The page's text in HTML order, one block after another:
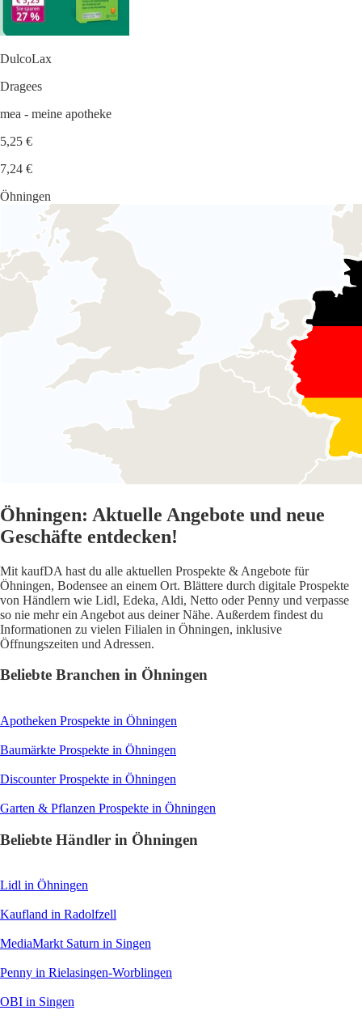
DulcoLax
Dragees
mea - meine apotheke
5,25 €
7,24 €
Öhningen
Öhningen: Aktuelle Angebote und neue
Geschäfte entdecken!
Mit kaufDA hast du alle aktuellen Prospekte & Angebote für
Öhningen, Bodensee an einem Ort. Blättere durch digitale Prospekte
von Händlern wie Lidl, Edeka, Aldi, Netto oder Penny und verpasse
so nie mehr ein Angebot aus deiner Nähe. Außerdem findest du
Informationen zu vielen Filialen in Öhningen, inklusive
Öffnungszeiten und Adressen.
Beliebte Branchen in Öhningen
Apotheken Prospekte in Öhningen
Baumärkte Prospekte in Öhningen
DiscounterProspekte in Öhningen
Garten & Pflanzen Prospekte in Öhningen
Beliebte Händler in Öhningen
Lidl in Öhningen
Kaufland in Radolfzell
MediaMarkt Saturn in Singen
Penny in Rielasingen-Worblingen
OBI in Singen